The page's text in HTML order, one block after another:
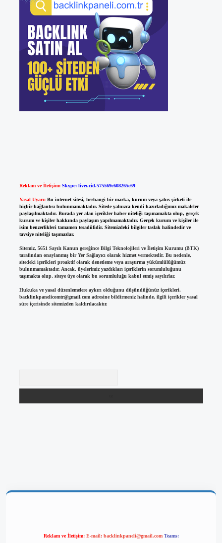
Reklam ve İletişim: Skype: live:.cid.575569c608265c69
Yasal Uyarı: Bu internet sitesi, herhangi bir marka, kurum veya şahıs şirketi ile
hiçbir bağlantısı bulunmamaktadır. Sitede yalnızca kendi hazırladığımız makaleler
paylaşılmaktadır. Burada yer alan içerikler haber niteliği taşımamakta olup, gerçek
kurum ve kişiler hakkında paylaşım yapılmamaktadır. Gerçek kurum ve kişiler ile
isim benzerlikleri tamamen tesadüfidir. Sitemizdeki bilgiler taslak halindedir ve
tavsiye niteliği taşımazlar.
Sitemiz, 5651 Sayılı Kanun gereğince Bilgi Teknolojileri ve İletişim Kurumu (BTK)
tarafından onaylanmış bir Yer Sağlayıcı olarak hizmet vermektedir. Bu nedenle,
sitedeki içerikleri proaktif olarak denetleme veya araştırma yükümlülüğümüz
bulunmamaktadır. Ancak, üyelerimiz yazdıkları içeriklerin sorumluluğunu
taşımakta olup, siteye üye olarak bu sorumluluğu kabul etmiş sayılırlar.
Hukuka ve yasal düzenlemelere aykırı olduğunu düşündüğünüz içerikleri,
backlinkpanelicomtr@gmail.comadresine bildirmeniz halinde, ilgili içerikler yasal
süre içerisinde sitemizden kaldırılacaktır.
Reklam ve İletişim: E-mail: backlinkpaneli@gmail.com Teams: